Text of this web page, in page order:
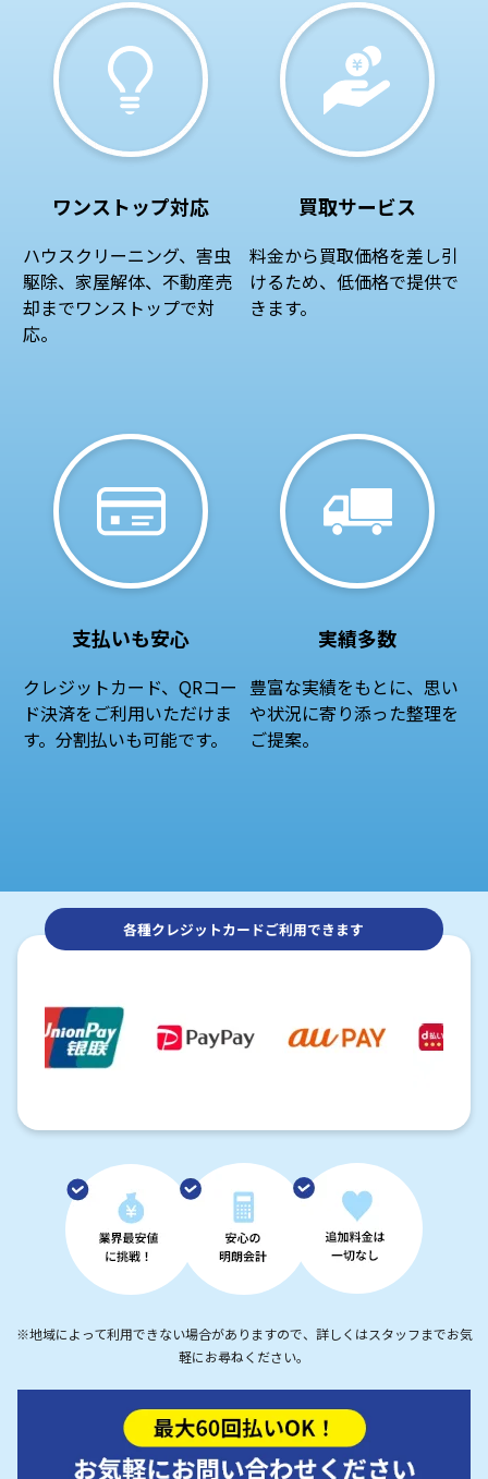
ワンストップ対応
ハウスクリーニング、害虫
駆除、家屋解体、不動産売
却までワンストップで対
応。
買取サービス
料金から買取価格を差し引
けるため、低価格で提供で
きます。
支払いも安心
クレジットカード、QRコー
ド決済をご利用いただけま
す。分割払いも可能です。
実績多数
豊富な実績をもとに、思い
や状況に寄り添った整理を
ご提案。
各種クレジットカードご利用できます
※地域によって利用できない場合がありますので、詳しくはスタッフまでお気
軽にお尋ねください。